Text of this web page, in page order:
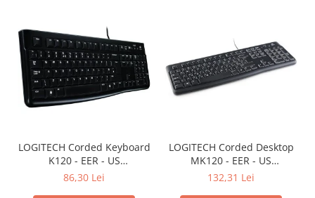
LOGITECH Corded Keyboard
K120 - EER - US
International layout
86,30 Lei
LOGITECH Corded Desktop
MK120 - EER - US
International layout
132,31 Lei